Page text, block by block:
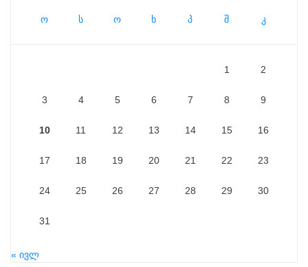
ო ს ო ხ პ შ კ
1 2
3 4 5 6 7 8 9
10 11 12 13 14 15 16
17 18 19 20 21 22 23
24 25 26 27 28 29 30
31
« ივლ